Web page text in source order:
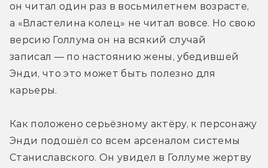
он читал один раз в восьмилетнем возрасте,
а «Властелина колец» не читал вовсе. Но свою
версию Голлума он на всякий случай
записал — по настоянию жены, убедившей
Энди, что это может быть полезно для
карьеры.
Как положено серьёзному актёру, к персонажу
Энди подошёл со всем арсеналом системы
Станиславского. Он увидел в Голлуме жертву